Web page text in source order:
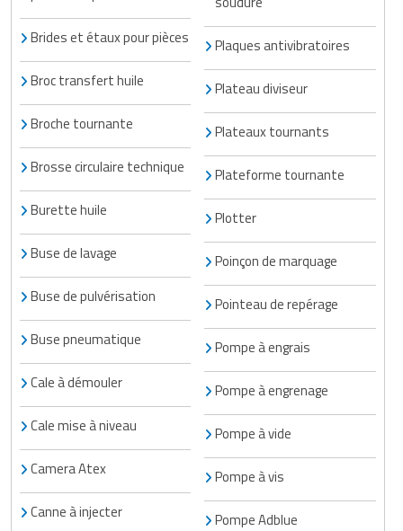
Brides et étaux pour pièces
Broc transfert huile
Broche tournante
Brosse circulaire technique
Burette huile
Buse de lavage
Buse de pulvérisation
Buse pneumatique
Cale à démouler
Cale mise à niveau
Camera Atex
Canne à injecter
Plaques antivibratoires
Plateau diviseur
Plateaux tournants
Plateforme tournante
Plotter
Poinçon de marquage
Pointeau de repérage
Pompe à engrais
Pompe à engrenage
Pompe à vide
Pompe à vis
Pompe Adblue